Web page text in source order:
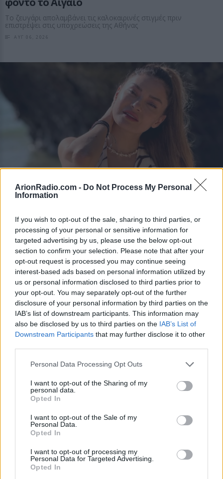
ArionRadio.com - Do Not Process My Personal
Information
If you wish to opt-out of the sale, sharing to third parties, or
processing of your personal or sensitive information for
targeted advertising by us, please use the below opt-out
section to confirm your selection. Please note that after your
opt-out request is processed you may continue seeing
interest-based ads based on personal information utilized by
us or personal information disclosed to third parties prior to
your opt-out. You may separately opt-out of the further
disclosure of your personal information by third parties on the
IAB’s list of downstream participants. This information may
also be disclosed by us to third parties on the IAB’s List of
Downstream Participants that may further disclose it to other
Personal Data Processing Opt Outs
I want to opt-out of the Sharing of my
personal data.
Opted In
I want to opt-out of the Sale of my
Personal Data.
Opted In
I want to opt-out of processing my
Personal Data for Targeted Advertising.
Opted In
Το ζευγάρι απολαμβάνει τις καλοκαιρινές στιγμές πριν
επιστρέψει στις υποχρεώσεις της Αθήνας
ΑΥΓ 06, 2026
ΝΕΑ
γεμάτη αλμύρα»
Οι φωτογραφίες που ανάρτησε στο Instagram η Αποστολία Ζώη
ΑΥΓ 06, 2026
CELEBS
Ζόε Σαλντάνα και Νικόλ Κίντμαν: Οι δύο
σταρ του Χόλιγουντ στη Μύκονο
Η Νικόλ Κίντμαν και η Ζόε Σαλντάνα ακολούθησαν τα χνάρια
των μεγαλύτερων αστέρων του παγκόσμιου σινεμά και της
showbiz, διαλέγοντας τη Μύκονο για τις φετινές καλοκαιρινές
τους αποδράσεις.